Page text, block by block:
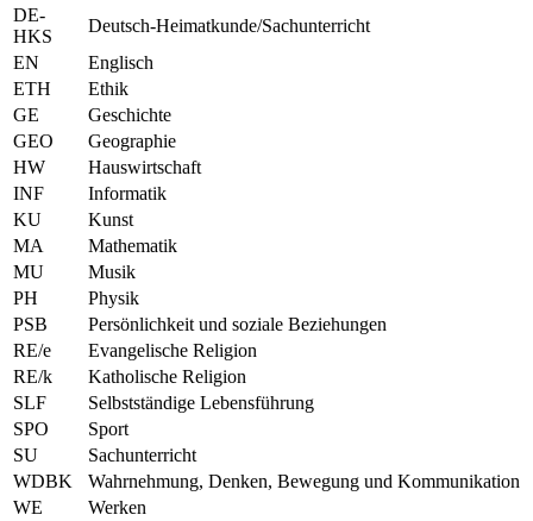
DE-
HKS
Deutsch-Heimatkunde/Sachunterricht
EN
Englisch
ETH
Ethik
GE
Geschichte
GEO
Geographie
HW
Hauswirtschaft
INF
Informatik
KU
Kunst
MA
Mathematik
MU
Musik
PH
Physik
PSB
Persönlichkeit und soziale Beziehungen
RE/e
Evangelische Religion
RE/k
Katholische Religion
SLF
Selbstständige Lebensführung
SPO
Sport
SU
Sachunterricht
WDBK
Wahrnehmung, Denken, Bewegung und Kommunikation
WE
Werken